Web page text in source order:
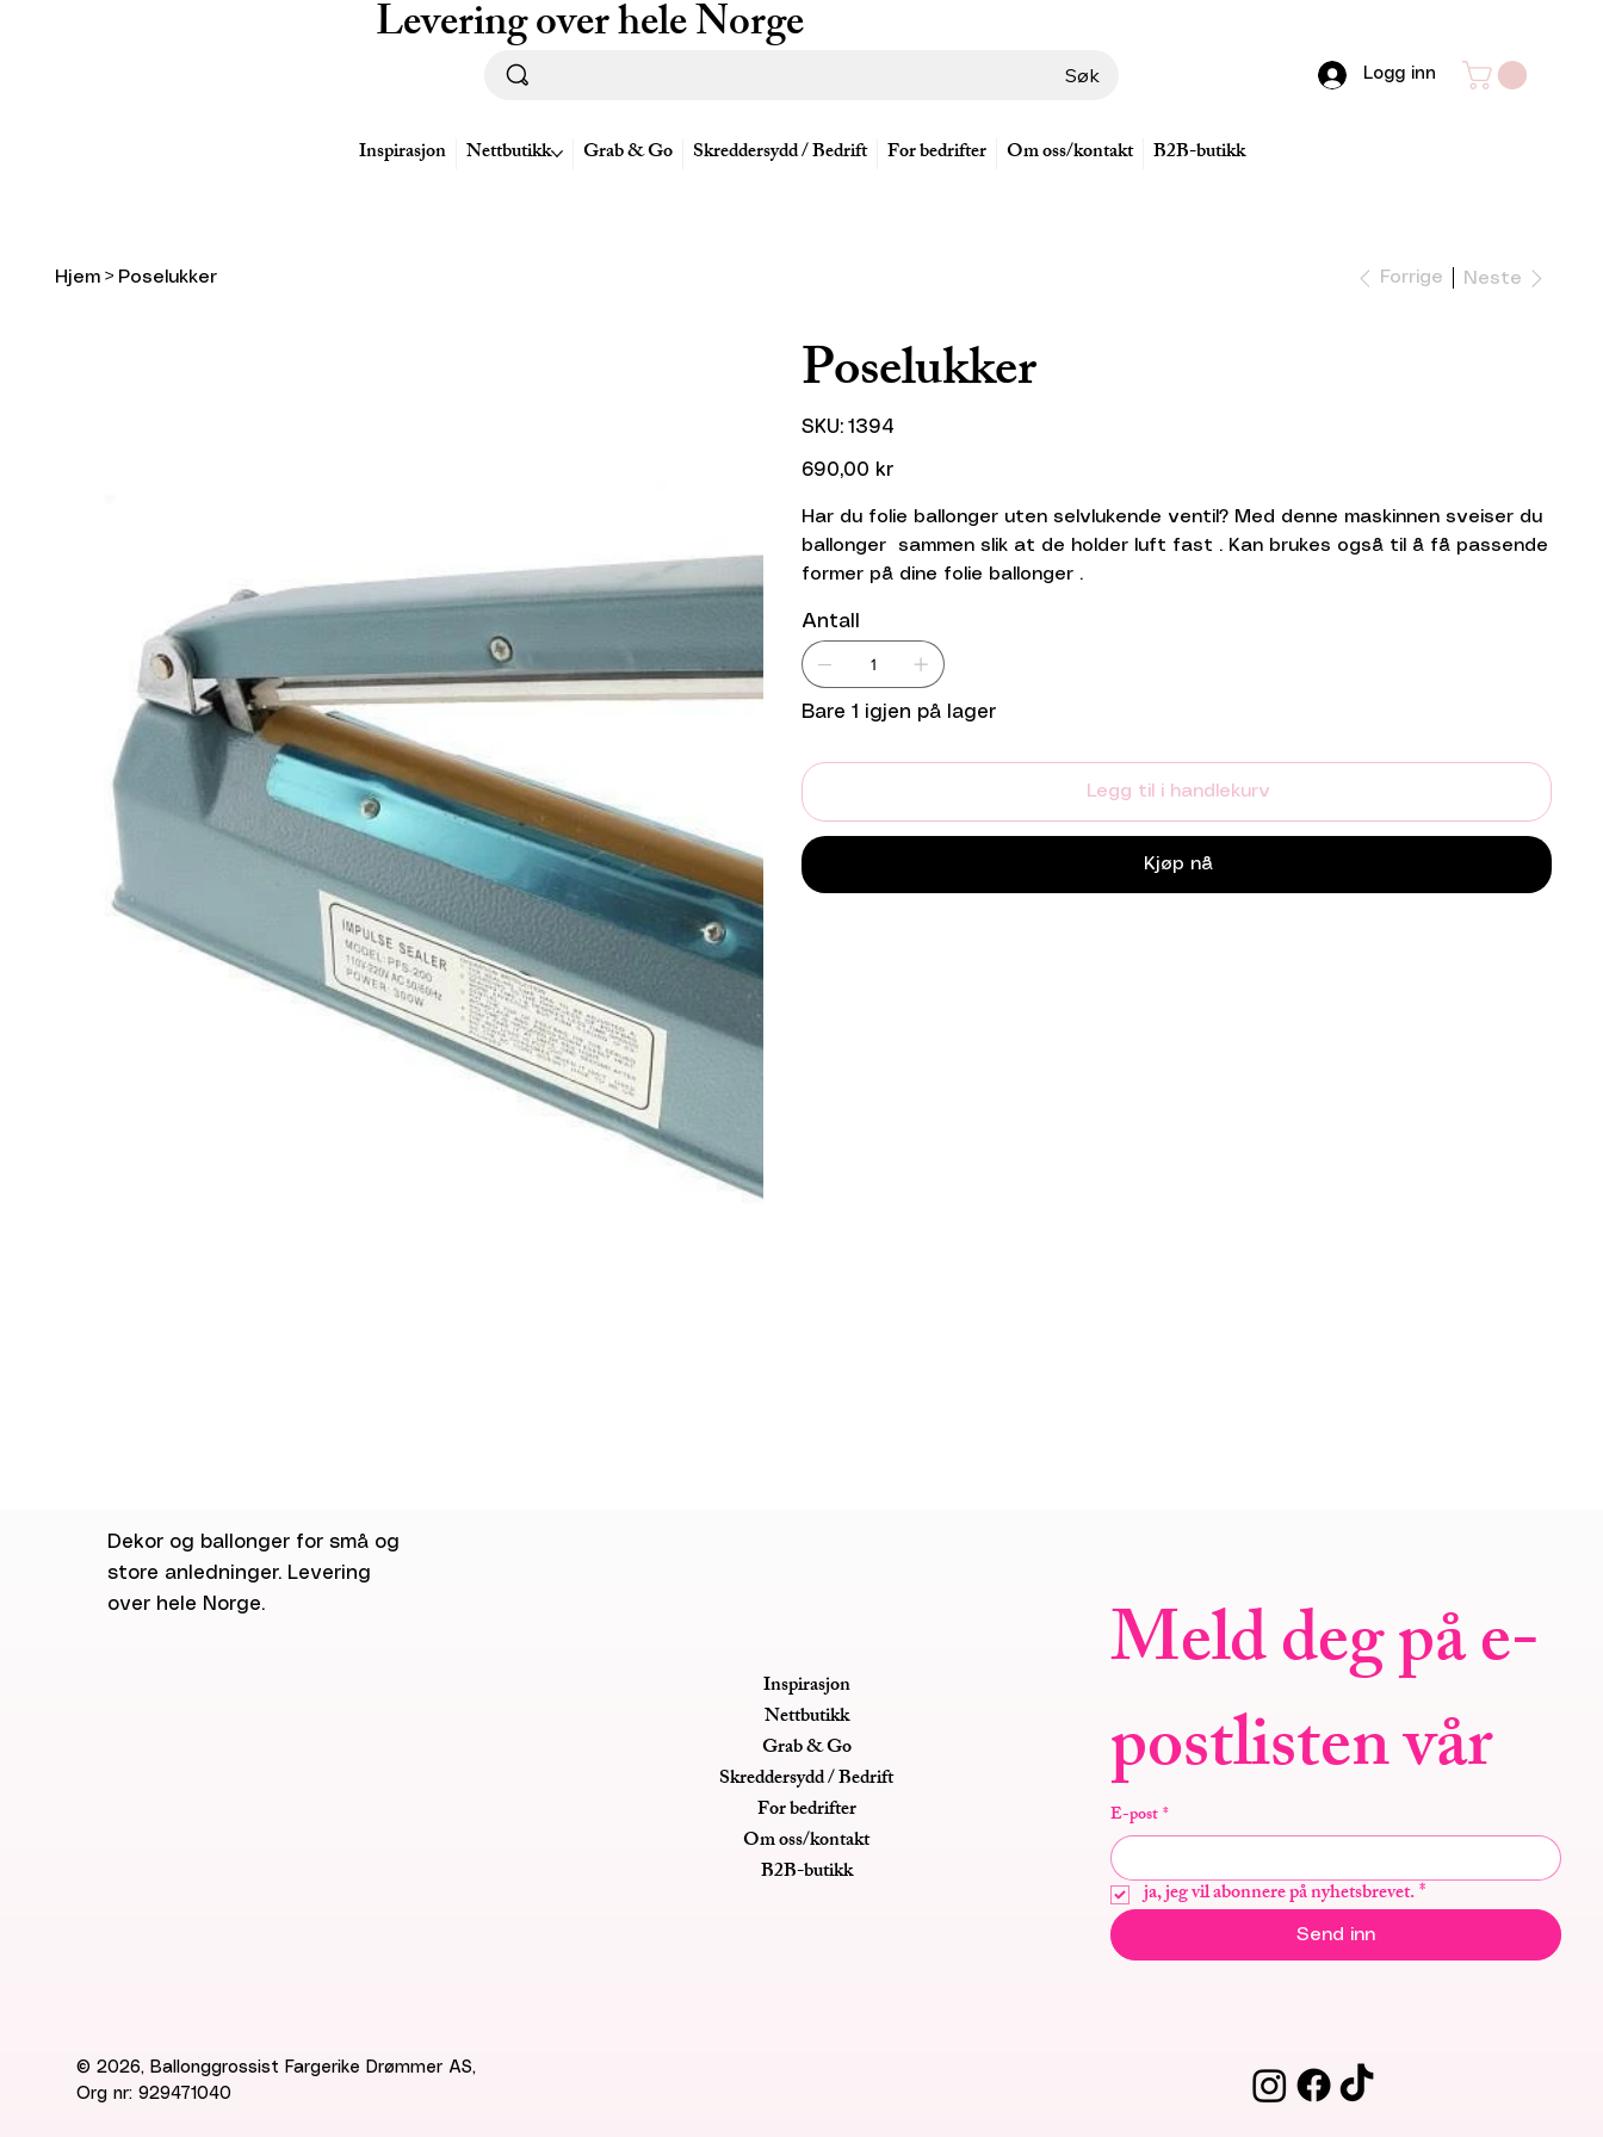
Levering over hele Norge
Søk
Inspirasjon Nettbutikk Grab & Go Skreddersydd / Bedrift For bedrifter Om oss/kontakt B2B-butikk
Logg inn
Hjem > Poselukker Forrige Neste
Poselukker
SKU: SKU
1394
1394
Pris
690,00 kr
Har du folie ballonger uten selvlukende ventil? Med denne maskinnen sveiser du
ballonger sammen slik at de holder luft fast . Kan brukes også til å få passende
former på dine folie ballonger .
Antall
Bare 1 igjen på lager
Legg til i handlekurv
Kjøp nå
Meld deg på e-
postlisten vår
E-post*
ja, jeg vil abonnere på nyhetsbrevet.*
Send inn
Dekor og ballonger for små og
store anledninger. Levering
over hele Norge.
© 2026, Ballonggrossist Fargerike Drømmer AS,
Org nr: 929471040
Inspirasjon
Nettbutikk
Grab & Go
Skreddersydd / Bedrift
For bedrifter
Om oss/kontakt
B2B-butikk